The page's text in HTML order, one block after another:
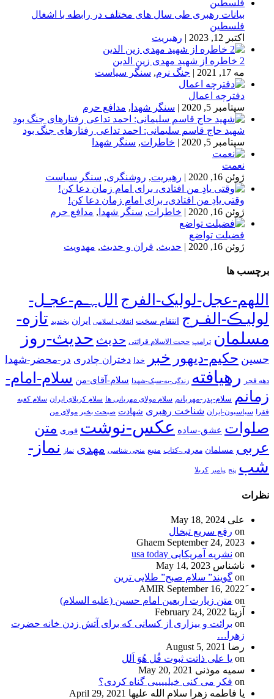
بیانات رهبری طی سال های مختلف در رابطه با اشغال
فلسطین
اکتبر 12, 2023
| رهبریت
2 خاطره از شهید مهدی زین الدین
مه 17, 2021
| جنگ نرم, سنگر سیاست
دفترچه اعمال
سپتامبر 5, 2020
| سنگر شهدا , مدافع حرم
شهید حاج قاسم سلیمانی: احمد تداعی رفتارهای جنگ بود
سپتامبر 5, 2020
| خاطرات, سنگر شهدا
نعمت
ژوئن 16, 2020
| رهبریت, روشنگری, سنگر سیاست
وقتی یادِ من افتادی، برای امام زمان دعا کن!
ژوئن 16, 2020
| خاطرات, سنگر شهدا , مدافع حرم
فضیلت تواضع
ژوئن 16, 2020
| حدیث, قران و حدیث, مهدویت
برچسب ها
اللهم-عجل-لولیک-الفرج اللﮩـم-عجـل-
لولیـڪ-الفـرج انتقام سخت انقلاب اسلامی ایران بخندید تازه-
مسلمان ترامپ حجت الاسلام قرائتی حدیث حدیث-روز
حسین حکیم-دیهور خبر خدا دختران چادری در-محضر-شهدا
دهه فجر رهیافته زندگی-به-سبک-شهدا سلام-آقای-من سلام-امام-
زمانم سلام-پدر-مهربانم سلام مولای مهربانی ها سلام کربلای ایران سلام کعبه
فقرا سیاسیون-ایران شناخت رهبری شهادت صبحت بخیر مولای من
صلوات عشق-ساده عکس-نوشت فوری متن
عربی مسلمان معرفی-کتاب منبع منجی شناسی مهدی نماز
نماز-
شب پنج پیامبر کربلا
نظرات
علی May 18, 2024
on رفع سریع تبخال
Ghaem September 24, 2023
on نشریه آمریکایی usa today
ناشناس May 14, 2023
on گویند” سلام صبح” طلایی ترین
September 16, 2022
on متن زیارت اربعین امام حسین (علیه السلام)
آزیتا February 24, 2022
on برائت و بیزاری از کسانی که برای آتش زدن خانه حضرت
زهرا…
رضا August 5, 2021
on یا علی ذاتت ثبوت قُل هُوَ اَلل
سمیه موذنی May 20, 2021
on فکر می کنی خیلییییی گناه کردی؟
یا فاطمه زهرا سلام الله علیها April 29, 2021